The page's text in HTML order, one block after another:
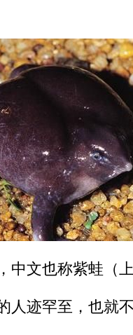
中文也称紫蛙（
迹罕至，也就